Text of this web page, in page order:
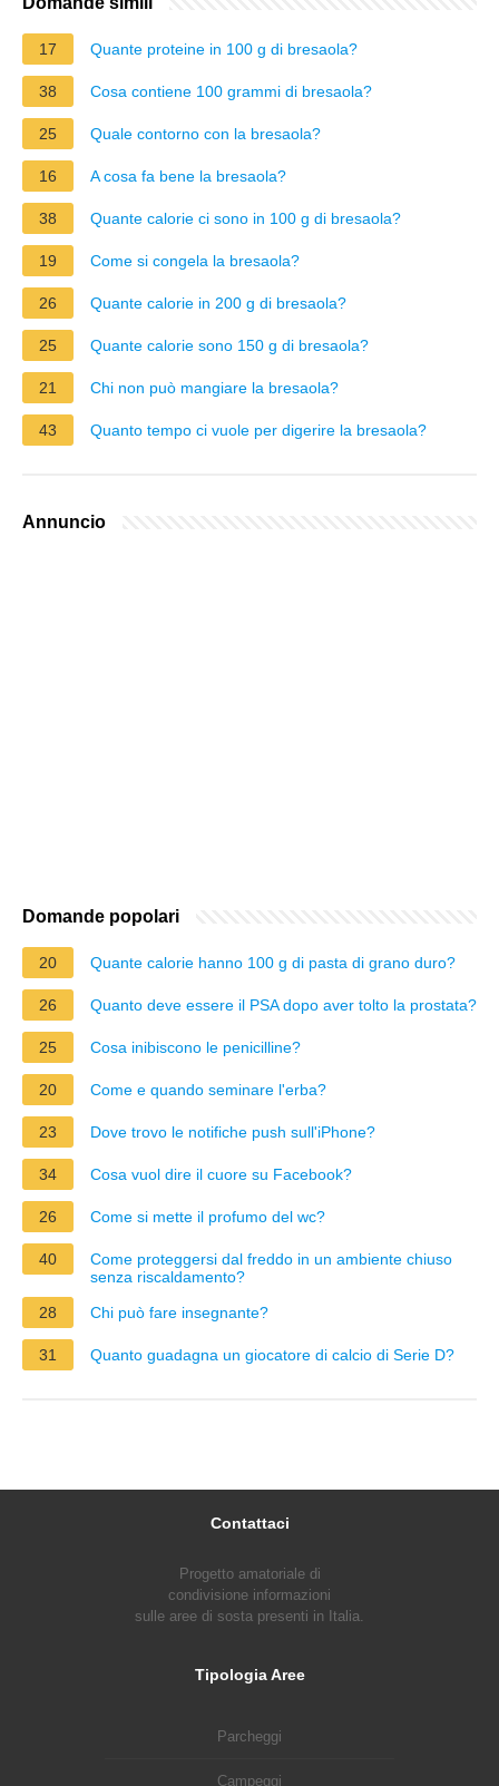
17 Quante proteine in 100 g di bresaola?
38 Cosa contiene 100 grammi di bresaola?
25 Quale contorno con la bresaola?
16 A cosa fa bene la bresaola?
38 Quante calorie ci sono in 100 g di bresaola?
19 Come si congela la bresaola?
26 Quante calorie in 200 g di bresaola?
25 Quante calorie sono 150 g di bresaola?
21 Chi non può mangiare la bresaola?
43 Quanto tempo ci vuole per digerire la bresaola?
Annuncio
Domande popolari
20 Quante calorie hanno 100 g di pasta di grano duro?
26 Quanto deve essere il PSA dopo aver tolto la prostata?
25 Cosa inibiscono le penicilline?
20 Come e quando seminare l'erba?
23 Dove trovo le notifiche push sull'iPhone?
34 Cosa vuol dire il cuore su Facebook?
26 Come si mette il profumo del wc?
40
Come proteggersi dal freddo in un ambiente chiuso
senza riscaldamento?
28
Chi può fare insegnante?
31 Quanto guadagna un giocatore di calcio di Serie D?
Contattaci
Progetto amatoriale di
condivisione informazioni
sulle aree di sosta presenti in Italia.
Tipologia Aree
Parcheggi
Campeggi